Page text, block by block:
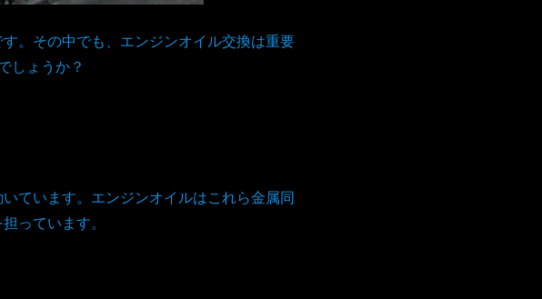
。その中でも、エンジンオイル交換は重要
しょうか？
ています。エンジンオイルはこれら金属同
っています。